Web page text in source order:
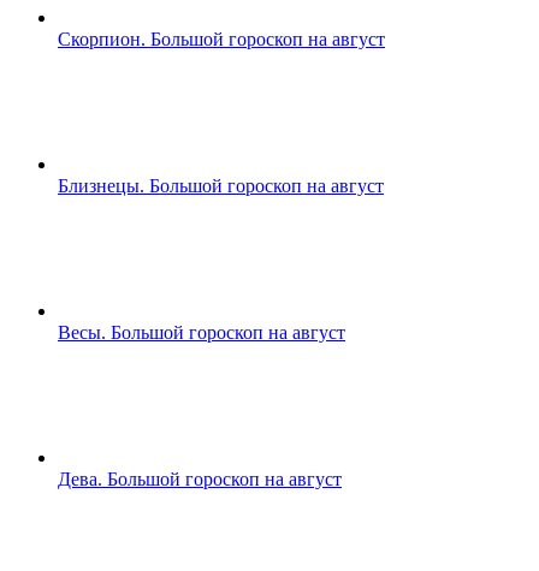
Скорпион. Большой гороскоп на август
Близнецы. Большой гороскоп на август
Весы. Большой гороскоп на август
Дева. Большой гороскоп на август